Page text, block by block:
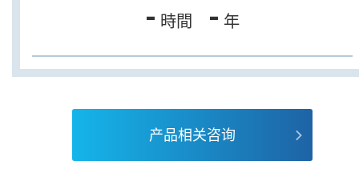
- 時間 - 年
产品相关咨询